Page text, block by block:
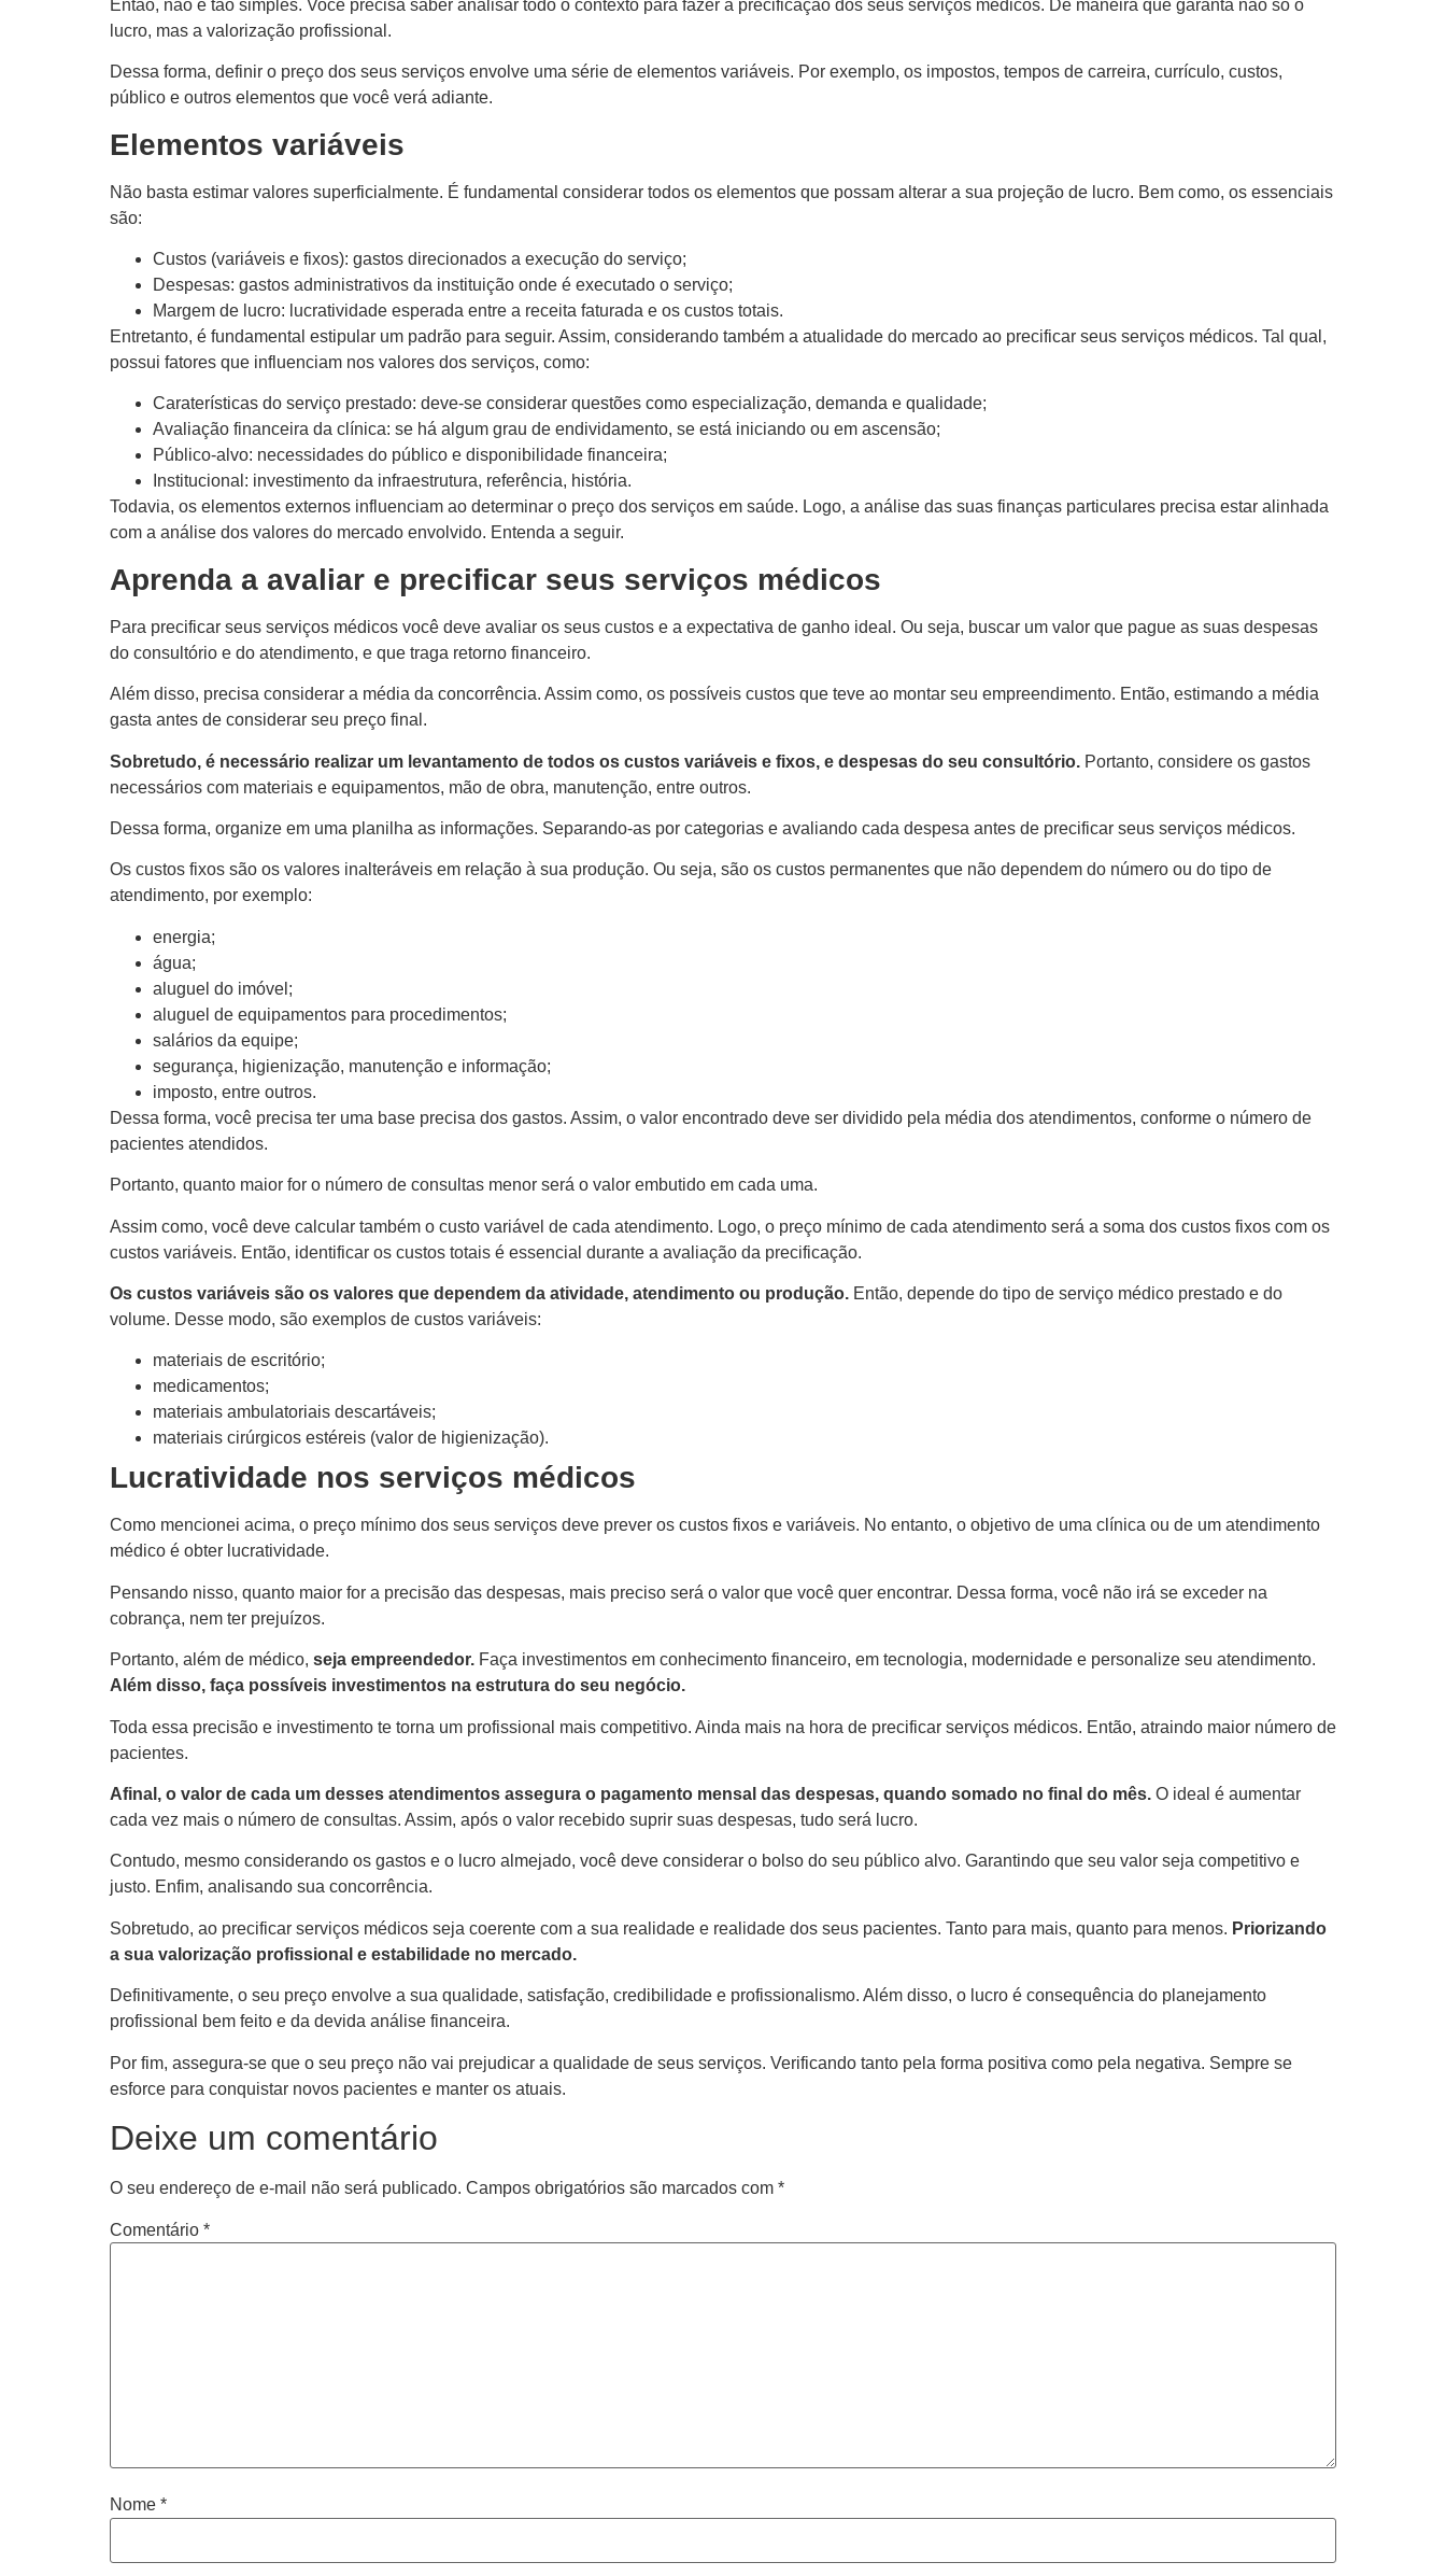
Então, não é tão simples. Você precisa saber analisar todo o contexto para fazer a precificação dos seus serviços médicos. De maneira que garanta não só o
lucro, mas a valorização profissional.
Dessa forma, definir o preço dos seus serviços envolve uma série de elementos variáveis. Por exemplo, os impostos, tempos de carreira, currículo, custos,
público e outros elementos que você verá adiante.
Elementos variáveis
Não basta estimar valores superficialmente. É fundamental considerar todos os elementos que possam alterar a sua projeção de lucro. Bem como, os essenciais
são:
Custos (variáveis e fixos): gastos direcionados a execução do serviço;
Despesas: gastos administrativos da instituição onde é executado o serviço;
Margem de lucro: lucratividade esperada entre a receita faturada e os custos totais.
Entretanto, é fundamental estipular um padrão para seguir. Assim, considerando também a atualidade do mercado ao precificar seus serviços médicos. Tal qual,
possui fatores que influenciam nos valores dos serviços, como:
Caraterísticas do serviço prestado: deve-se considerar questões como especialização, demanda e qualidade;
Avaliação financeira da clínica: se há algum grau de endividamento, se está iniciando ou em ascensão;
Público-alvo: necessidades do público e disponibilidade financeira;
Institucional: investimento da infraestrutura, referência, história.
Todavia, os elementos externos influenciam ao determinar o preço dos serviços em saúde. Logo, a análise das suas finanças particulares precisa estar alinhada
com a análise dos valores do mercado envolvido. Entenda a seguir.
Aprenda a avaliar e precificar seus serviços médicos
Para precificar seus serviços médicos você deve avaliar os seus custos e a expectativa de ganho ideal. Ou seja, buscar um valor que pague as suas despesas
do consultório e do atendimento, e que traga retorno financeiro.
Além disso, precisa considerar a média da concorrência. Assim como, os possíveis custos que teve ao montar seu empreendimento. Então, estimando a média
gasta antes de considerar seu preço final.
Sobretudo, é necessário realizar um levantamento de todos os custos variáveis e fixos, e despesas do seu consultório. Portanto, considere os gastos
necessários com materiais e equipamentos, mão de obra, manutenção, entre outros.
Dessa forma, organize em uma planilha as informações. Separando-as por categorias e avaliando cada despesa antes de precificar seus serviços médicos.
Os custos fixos são os valores inalteráveis em relação à sua produção. Ou seja, são os custos permanentes que não dependem do número ou do tipo de
atendimento, por exemplo:
energia;
água;
aluguel do imóvel;
aluguel de equipamentos para procedimentos;
salários da equipe;
segurança, higienização, manutenção e informação;
imposto, entre outros.
Dessa forma, você precisa ter uma base precisa dos gastos. Assim, o valor encontrado deve ser dividido pela média dos atendimentos, conforme o número de
pacientes atendidos.
Portanto, quanto maior for o número de consultas menor será o valor embutido em cada uma.
Assim como, você deve calcular também o custo variável de cada atendimento. Logo, o preço mínimo de cada atendimento será a soma dos custos fixos com os
custos variáveis. Então, identificar os custos totais é essencial durante a avaliação da precificação.
Os custos variáveis são os valores que dependem da atividade, atendimento ou produção. Então, depende do tipo de serviço médico prestado e do
volume. Desse modo, são exemplos de custos variáveis:
materiais de escritório;
medicamentos;
materiais ambulatoriais descartáveis;
materiais cirúrgicos estéreis (valor de higienização).
Lucratividade nos serviços médicos
Como mencionei acima, o preço mínimo dos seus serviços deve prever os custos fixos e variáveis. No entanto, o objetivo de uma clínica ou de um atendimento
médico é obter lucratividade.
Pensando nisso, quanto maior for a precisão das despesas, mais preciso será o valor que você quer encontrar. Dessa forma, você não irá se exceder na
cobrança, nem ter prejuízos.
Portanto, além de médico, seja empreendedor. Faça investimentos em conhecimento financeiro, em tecnologia, modernidade e personalize seu atendimento.
Além disso, faça possíveis investimentos na estrutura do seu negócio.
Toda essa precisão e investimento te torna um profissional mais competitivo. Ainda mais na hora de precificar serviços médicos. Então, atraindo maior número de
pacientes.
Afinal, o valor de cada um desses atendimentos assegura o pagamento mensal das despesas, quando somado no final do mês. O ideal é aumentar
cada vez mais o número de consultas. Assim, após o valor recebido suprir suas despesas, tudo será lucro.
Contudo, mesmo considerando os gastos e o lucro almejado, você deve considerar o bolso do seu público alvo. Garantindo que seu valor seja competitivo e
justo. Enfim, analisando sua concorrência.
Sobretudo, ao precificar serviços médicos seja coerente com a sua realidade e realidade dos seus pacientes. Tanto para mais, quanto para menos. Priorizando
a sua valorização profissional e estabilidade no mercado.
Definitivamente, o seu preço envolve a sua qualidade, satisfação, credibilidade e profissionalismo. Além disso, o lucro é consequência do planejamento
profissional bem feito e da devida análise financeira.
Por fim, assegura-se que o seu preço não vai prejudicar a qualidade de seus serviços. Verificando tanto pela forma positiva como pela negativa. Sempre se
esforce para conquistar novos pacientes e manter os atuais.
Deixe um comentário
O seu endereço de e-mail não será publicado. Campos obrigatórios são marcados com *
Comentário *
Nome *